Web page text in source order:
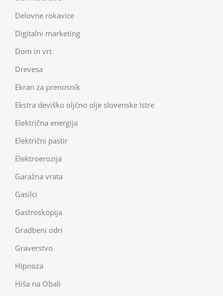
Delovne rokavice
Digitalni marketing
Dom in vrt
Drevesa
Ekran za prenosnik
Ekstra deviško oljčno olje slovenske Istre
Električna energija
Električni pastir
Elektroerozija
Garažna vrata
Gasilci
Gastroskopija
Gradbeni odri
Graverstvo
Hipnoza
Hiša na Obali